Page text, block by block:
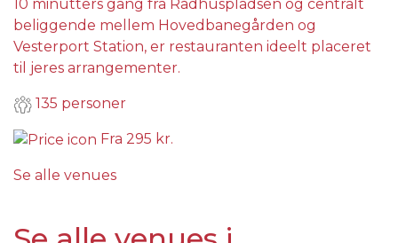
10 minutters gang fra Rådhuspladsen og centralt
beliggende mellem Hovedbanegården og
Vesterport Station, er restauranten ideelt placeret
til jeres arrangementer.
135 personer
Fra 295 kr.
Se alle venues